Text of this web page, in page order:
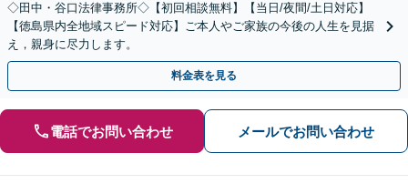
◇田中・谷口法律事務所◇【初回相談無料】【当日/夜間/土日対応】
【徳島県内全地域スピード対応】ご本人やご家族の今後の人生を見据
え，親身に尽力します。
料金表を見る
電話でお問い合わせ メールでお問い合わせ